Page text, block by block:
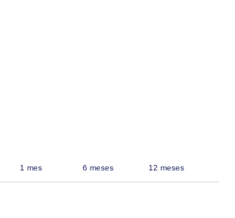
1 mes 6 meses 12 meses